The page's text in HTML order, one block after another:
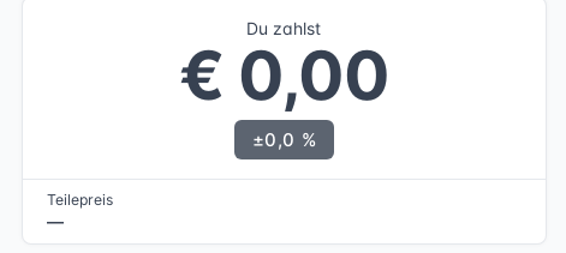
Du zahlst
€ 0,00
±0,0 %
Teilepreis
—